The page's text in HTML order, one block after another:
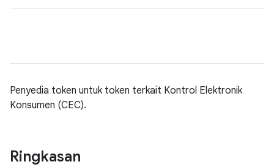
Penyedia token untuk token terkait Kontrol Elektronik
Konsumen (CEC).
Ringkasan